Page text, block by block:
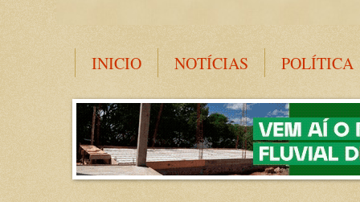
INICIO NOTÍCIAS POLÍTICA